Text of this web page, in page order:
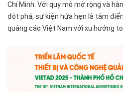
Chí Minh. Với quy mô mở rộng và
đột phá, sự kiện hứa hẹn là tâm
quảng cáo Việt Nam với xu hướng